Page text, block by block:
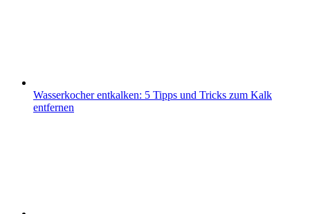
Wasserkocher entkalken: 5 Tipps und Tricks zum Kalk
entfernen